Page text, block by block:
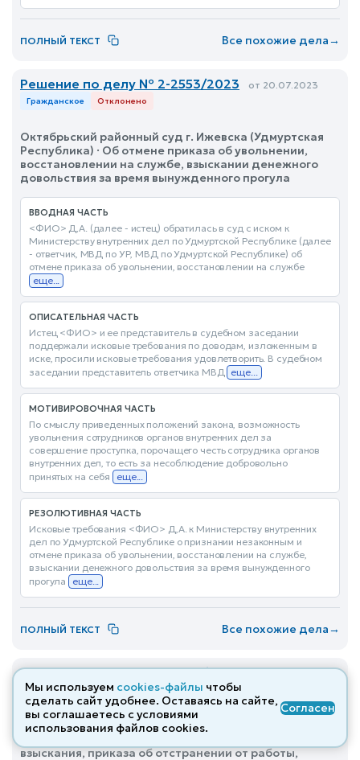
ПОЛНЫЙ ТЕКСТ Все похожие дела→
Решение по делу № 2-2553/2023 от 20.07.2023
Гражданское Отклонено
Октябрьский районный суд г. Ижевска (Удмуртская
Республика) · Об отмене приказа об увольнении,
восстановлении на службе, взыскании денежного
довольствия за время вынужденного прогула
ВВОДНАЯ ЧАСТЬ
<ФИО> Д,А. (далее - истец) обратилась в суд с иском к
Министерству внутренних дел по Удмуртской Республике (далее
- ответчик, МВД по УР, МВД по Удмуртской Республике) об
отмене приказа об увольнении, восстановлении на службе
еще...
ОПИСАТЕЛЬНАЯ ЧАСТЬ
Истец <ФИО> и ее представитель в судебном заседании
поддержали исковые требования по доводам, изложенным в
иске, просили исковые требования удовлетворить. В судебном
заседании представитель ответчика МВД еще...
МОТИВИРОВОЧНАЯ ЧАСТЬ
По смыслу приведенных положений закона, возможность
увольнения сотрудников органов внутренних дел за
совершение проступка, порочащего честь сотрудника органов
внутренних дел, то есть за несоблюдение добровольно
принятых на себя
еще...
РЕЗОЛЮТИВНАЯ ЧАСТЬ
Исковые требования <ФИО> Д,А. к Министерству внутренних
дел по Удмуртской Республике о признании незаконным и
отмене приказа об увольнении, восстановлении на службе,
взыскании денежного довольствия за время вынужденного
прогула еще...
ПОЛНЫЙ ТЕКСТ Все похожие дела→
Решение по делу № 2-2025/2023
Гражданское Отклонено
Воркутинский городской суд (Республика Коми) · Об
отмене приказа о применении дисциплинарного
взыскания, приказа об отстранении от работы,
Мы используем cookies-файлы чтобы
сделать сайт удобнее. Оставаясь на сайте,
вы соглашаетесь с условиями
использования файлов cооkies.
Согласен